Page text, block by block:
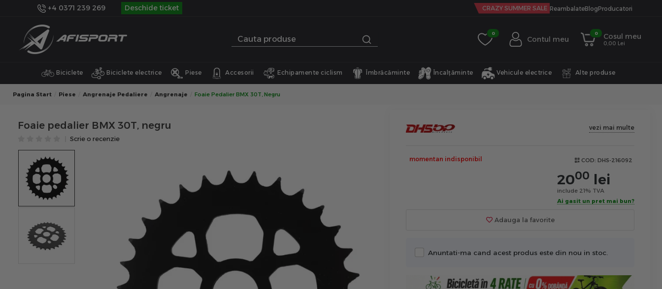
+4 0371 239 269 Deschide ticket CRAZY SUMMER SALE ReambalateBlogProducatori
0
Contul meu
0 Cosul meu
0,00 Lei
Biciclete Biciclete electrice Piese Accesorii Echipamente ciclism Îmbrăcăminte Încalțăminte Vehicule electrice Alte produse
Pagina Start Piese Angrenaje Pedaliere Angrenaje Foaie Pedalier BMX 30T, Negru
Foaie pedalier BMX 30T, negru
Scrie o recenzie
vezi mai multe
momentan indisponibil COD: DHS-216092
2000 lei
include 21% TVA
Ai gasit un pret mai bun?
Adauga la favorite
Anuntati-ma cand acest produs este din nou in stoc.